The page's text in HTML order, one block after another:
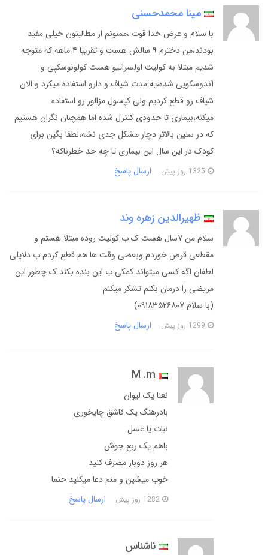
مینا محمدحسنی
با سلام و عرض خدا قوت ،ممنونم از مطالبتون خیلی مفید
بودند،من دخترم ۹ سالش هست و تقریبا ۴ ماهه که متوجه
شدیم مبتلا به کولیت اولسراتیو هست کولونوسکپی و
آندوسکوپی شده،یه مدت شیاف و دارو استفاده میکرد و الان
شیاف رو قطع کردیم ولی کپسول مزالور رو استفاده
میکنه،بیماری تا حدودی کنترل شده اما همچنان نگران هستیم
که در سنین بالاتر دچار مشکل جدی نشه،لطفا بگین برای
کودک در این سال این بیماری تا چه حد خطرناکه؟
ارسال پاسخ
ظهیرالدین زهره وند
سلام من ۷سال هست ک ب کولیت روده مبتلا هستم و
مقطعی قرص خوردم وبعضی وقت ها هم قطع کردم ب دلایلی
لطفان اگه کسی میتواند کمکی ب این بنده بکند ک چطور این
مریضی را درمان بکنم تشکر میکنم
(با سلام ۰۹۱۸۳۵۲۶۸۰۷)
ارسال پاسخ
M .m
نعنا یک لیوان
بادرهنگ یک قاشق چایخوری
نبات یا عسل
باهم یک ربع جوش
هر روز دوبار مصرف کنید
خوب میشین و منم دعا میکنید حتما
ارسال پاسخ
ناشناس